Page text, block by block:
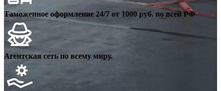
Таможенное оформление 24/7 от 1000 руб. по всей РФ
Агентская сеть по всему миру.